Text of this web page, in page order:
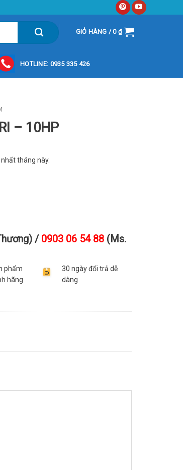
GIỎ HÀNG /0 ₫
HOTLINE: 0935 335 426
– 10HP
tháng này.
/ 0903 06 54 88(Ms.
phẩm
hãng
30 ngày đổi trả dễ
dàng